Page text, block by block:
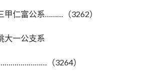
甲仁富公系………（3262）
大一公支系
（3264）